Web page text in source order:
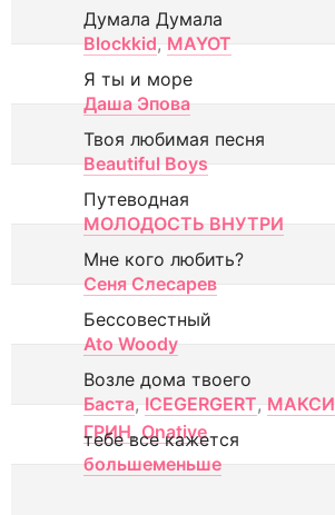
Думала Думала
Blockkid, MAYOT
Я ты и море
Даша Эпова
Твоя любимая песня
Beautiful Boys
Путеводная
МОЛОДОСТЬ ВНУТРИ
Мне кого любить?
Сеня Слесарев
Бессовестный
Ato Woody
Возле дома твоего
Баста, ICEGERGERT, МАКСИ
ГРИН, Onative
тебе все кажется
большеменьше